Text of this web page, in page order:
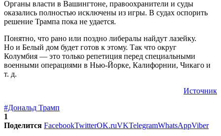
Органы власти в Вашингтоне, правоохранители и суды
оказались полностью исключены из игры. В судах оспорить
решение Трампа пока не удается.
Понятно, что рано или поздно либералы найдут лазейку.
Но и Белый дом будет готов к этому. Так что округ
Колумбия — это только репетиция перед специальными
военными операциями в Нью-Йорке, Калифорнии, Чикаго и
т. д.
Источник
#Дональд Трамп
1
Поделится FacebookTwitterOK.ruVKTelegramWhatsAppViber